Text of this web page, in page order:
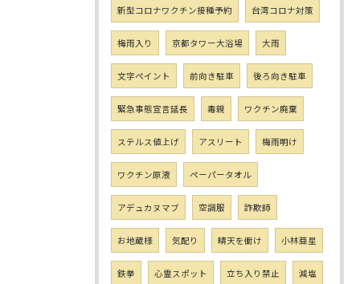
新型コロナワクチン接種予約 台湾コロナ対策
梅雨入り 京都タワー大浴場 大雨
文字ペイント 前向き駐車 後ろ向き駐車
緊急事態宣言延長 毒親 ワクチン廃棄
ステルス値上げ アスリート 梅雨明け
ワクチン原液 ペーパータオル
アデュカヌマブ 空調服 詐欺師
お地蔵様 気配り 晴天を衝け 小林亜星
鉄拳 心霊スポット 立ち入り禁止 減塩